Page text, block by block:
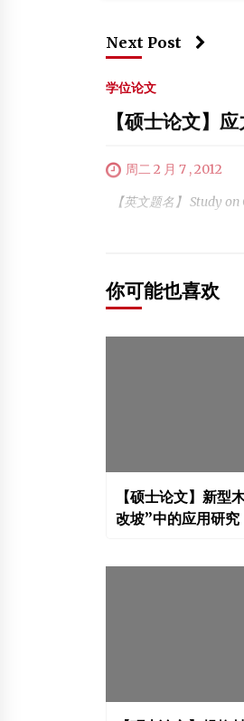
Next Post
学位论文
【硕士论文】
周二 2 月 7 , 2012
【英文题名】 Study
你可能也喜欢
【硕士论文】新型
改坡”中的应用研究